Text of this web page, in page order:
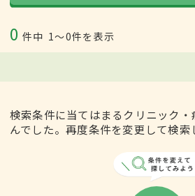
0 件中 1〜0件を表示
検索条件に当てはまるクリニック
んでした。再度条件を変更して検索